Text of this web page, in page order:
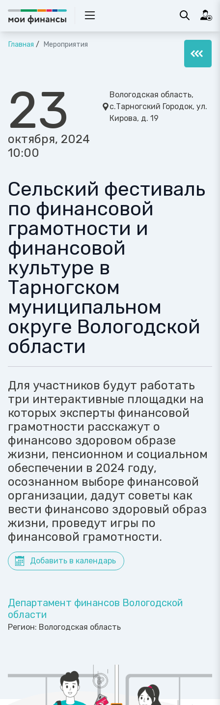
Главная Мероприятия
23
октября, 2024
10:00
Вологодская область,
с.Тарногский Городок, ул.
Кирова, д. 19
Сельский фестиваль
по финансовой
грамотности и
финансовой
культуре в
Тарногском
муниципальном
округе Вологодской
области
Для участников будут работать
три интерактивные площадки на
которых эксперты финансовой
грамотности расскажут о
финансово здоровом образе
жизни, пенсионном и социальном
обеспечении в 2024 году,
осознанном выборе финансовой
организации, дадут советы как
вести финансово здоровый образ
жизни, проведут игры по
финансовой грамотности.
Добавить в календарь
Департамент финансов Вологодской
области
Регион: Вологодская область